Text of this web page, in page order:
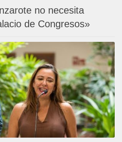
no necesita
de Congresos»